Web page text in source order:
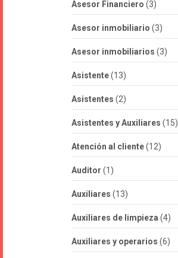
Asesor Financiero (3)
Asesor inmobiliario (3)
Asesor inmobiliarios (3)
Asistente(13)
Asistentes (2)
Asistentes y Auxiliares (15)
Atención al cliente(12)
Auditor (1)
Auxiliares (13)
Auxiliares de limpieza (4)
Auxiliares y operarios (6)